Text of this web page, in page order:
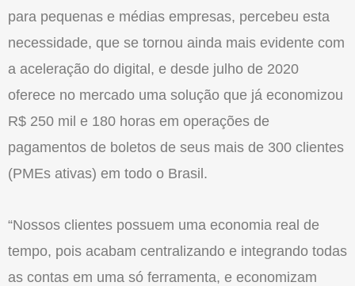
para pequenas e médias empresas, percebeu esta
necessidade, que se tornou ainda mais evidente com
a aceleração do digital, e desde julho de 2020
oferece no mercado uma solução que já economizou
R$ 250 mil e 180 horas em operações de
pagamentos de boletos de seus mais de 300 clientes
(PMEs ativas) em todo o Brasil.
“Nossos clientes possuem uma economia real de
tempo, pois acabam centralizando e integrando todas
as contas em uma só ferramenta, e economizam